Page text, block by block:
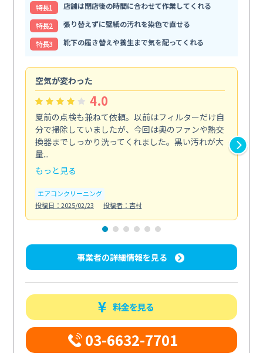
特⻑1
店舗は閉店後の時間に合わせて作業してくれる
特⻑2
張り替えずに壁紙の汚れを染色で直せる
特⻑3
靴下の履き替えや養生まで気を配ってくれる
空気が変わった
4.0
夏前の点検も兼ねて依頼。以前はフィルターだけ自
分で掃除していましたが、今回は奥のファンや熱交
換器までしっかり洗ってくれました。黒い汚れが大
量...
もっと見る
エアコンクリーニング
投稿日：2025/02/23
投稿者：吉村
事業者の詳細情報を見る
料金を見る
03-6632-7701